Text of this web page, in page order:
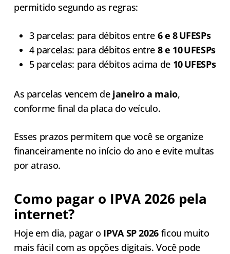
permitido segundo as regras:
3 parcelas: para débitos entre 6 e 8 UFESPs
4 parcelas: para débitos entre 8 e 10 UFESPs
5 parcelas: para débitos acima de 10 UFESPs
As parcelas vencem de janeiro a maio,
conforme final da placa do veículo.
Esses prazos permitem que você se organize
financeiramente no início do ano e evite multas
por atraso.
Como pagar o IPVA 2026 pela
internet?
Hoje em dia, pagar o IPVA SP 2026 ficou muito
mais fácil com as opções digitais. Você pode